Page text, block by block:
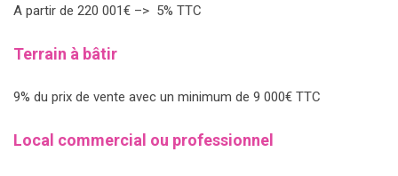
A partir de 220 001€ –> 5% TTC
Terrain à bâtir
9% du prix de vente avec un minimum de 9 000€ TTC
Local commercial ou professionnel